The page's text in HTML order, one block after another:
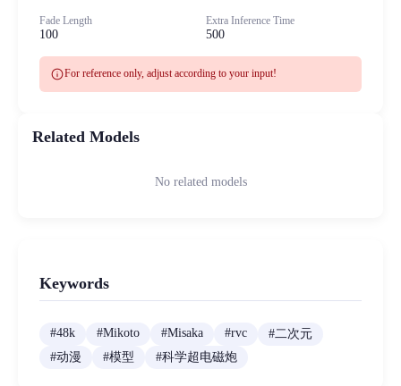
Fade Length
100
Extra Inference Time
500
infoFor reference only, adjust according to your input!
Related Models
No related models
Keywords
#48k #Mikoto #Misaka #rvc #二次元
#动漫 #模型 #科学超电磁炮